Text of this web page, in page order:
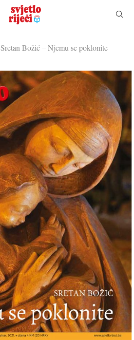
Sretan Božić – Njemu se poklonite